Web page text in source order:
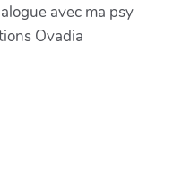
avec ma psy
Ovadia